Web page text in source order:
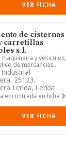
VER FICHA
de cisternas
carretillas
s.l.
y vehiculos,
de mercancias
transita...
25123,
Lerida, Lerida
encontrada en ficha
VER FICHA